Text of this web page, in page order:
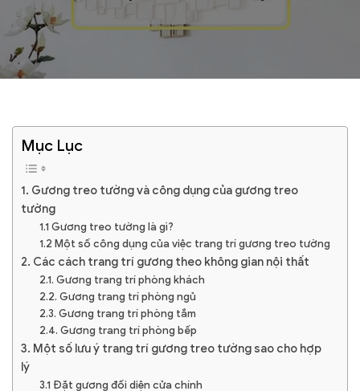
Mục Lục
1. Gương treo tường và công dụng của gương treo
tường
1.1 Gương treo tường là gì?
1.2 Một số công dụng của việc trang trí gương treo tường
2. Các cách trang trí gương theo không gian nội thất
2.1. Gương trang trí phòng khách
2.2. Gương trang trí phòng ngủ
2.3. Gương trang trí phòng tắm
2.4. Gương trang trí phòng bếp
3. Một số lưu ý trang trí gương treo tường sao cho hợp
lý
3.1 Đặt gương đối diện cửa chính